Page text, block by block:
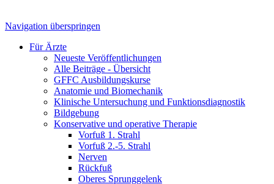
Navigation überspringen
Für Ärzte
Neueste Veröffentlichungen
Alle Beiträge - Übersicht
GFFC Ausbildungskurse
Anatomie und Biomechanik
Klinische Untersuchung und Funktionsdiagnostik
Bildgebung
Konservative und operative Therapie
Vorfuß 1. Strahl
Vorfuß 2.-5. Strahl
Nerven
Rückfuß
Oberes Sprunggelenk